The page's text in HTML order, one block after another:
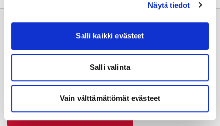
Näytä tiedot
Salli kaikki evästeet
Salli valinta
Vain välttämättömät evästeet
Usein kysyttyä
Anna palautetta